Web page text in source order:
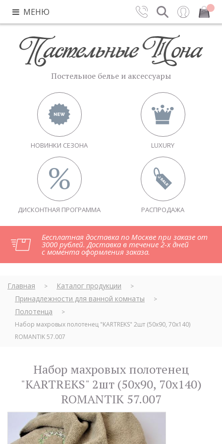
МЕНЮ Вход Закрыть
Постельное белье и аксессуары
НОВИНКИ СЕЗОНА LUXURY
ДИСКОНТНАЯ ПРОГРАММА РАСПРОДАЖА
Бесплатная доставка по Москве при заказе от
3000 рублей. Доставка в течение 2-х дней
с момента оформления заказа.
Главная > Каталог продукции >
Принадлежности для ванной комнаты >
Полотенца
>
Набор махровых полотенец "KARTREKS" 2шт (50х90, 70х140)
ROMANTIK 57.007
Набор махровых полотенец
"KARTREKS" 2шт (50х90, 70х140)
ROMANTIK 57.007